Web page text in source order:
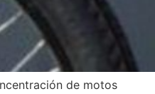
de motos